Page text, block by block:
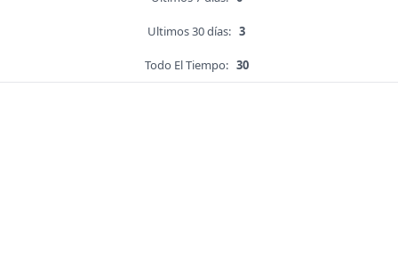
Ultimos 30 días: 3
Todo El Tiempo: 30